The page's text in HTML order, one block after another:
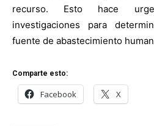
recurso. Esto hace
investigaciones para
fuente de abastecimiento
Comparte esto:
Facebook X